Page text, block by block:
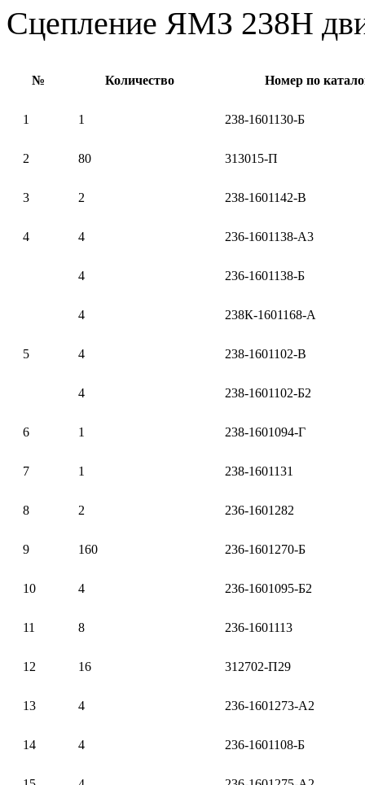
Сцепление ЯМЗ 238Н
№ Количество Номер по
1 1 238-1601130-Б
2 80 313015-П
3 2 238-1601142-В
4 4 236-1601138-А3
4 236-1601138-Б
4 238К-1601168-А
5 4 238-1601102-В
4 238-1601102-Б2
6 1 238-1601094-Г
7 1 238-1601131
8 2 236-1601282
9 160 236-1601270-Б
10 4 236-1601095-Б2
11 8 236-1601113
12 16 312702-П29
13 4 236-1601273-А2
14 4 236-1601108-Б